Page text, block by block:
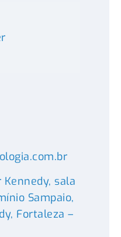
sala
Sampaio,
Fortaleza –